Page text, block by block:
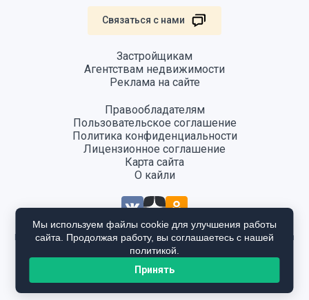
Связаться с нами
Застройщикам
Агентствам недвижимости
Реклама на сайте
Правообладателям
Пользовательское соглашение
Политика конфиденциальности
Лицензионное соглашение
Карта сайта
О кайли
Информация, размещенная на сайте, не является публичной офертой
и предоставляется в ознакомительных целях. Для получения
подробной информации общайтесь в отдел продаж застройщика.
Мы используем файлы cookie для улучшения работы
сайта. Продолжая работу, вы соглашаетесь с нашей
политикой.
Принять